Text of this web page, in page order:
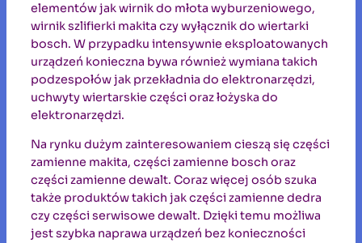
elementów jak wirnik do młota wyburzeniowego,
wirnik szlifierki makita czy wyłącznik do wiertarki
bosch. W przypadku intensywnie eksploatowanych
urządzeń konieczna bywa również wymiana takich
podzespołów jak przekładnia do elektronarzędzi,
uchwyty wiertarskie części oraz łożyska do
elektronarzędzi.
Na rynku dużym zainteresowaniem cieszą się części
zamienne makita, części zamienne bosch oraz
części zamienne dewalt. Coraz więcej osób szuka
także produktów takich jak części zamienne dedra
czy części serwisowe dewalt. Dzięki temu możliwa
jest szybka naprawa urządzeń bez konieczności